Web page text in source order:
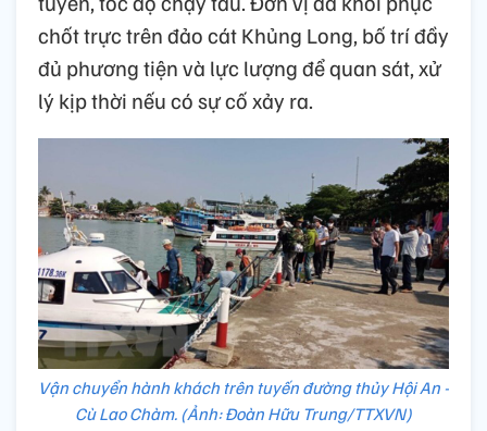
chốt trực trên đảo cát Khủng Long, bố trí đầy
đủ phương tiện và lực lượng để quan sát, xử
lý kịp thời nếu có sự cố xảy ra.
Vận chuyển hành khách trên tuyến đường thủy Hội An -
Cù Lao Chàm. (Ảnh: Đoàn Hữu Trung/TTXVN)